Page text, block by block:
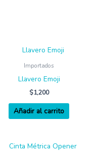
Importados
Llavero Emoji
$1,200
Añadir al carrito